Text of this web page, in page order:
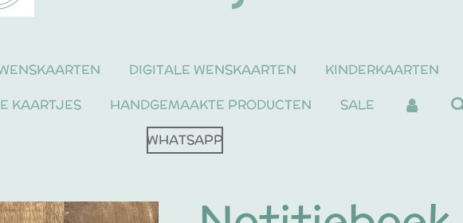
DIGITALE WENSKAARTEN KINDERKAARTEN
KAARTJES HANDGEMAAKTE PRODUCTEN
SALE
WHATSAPP